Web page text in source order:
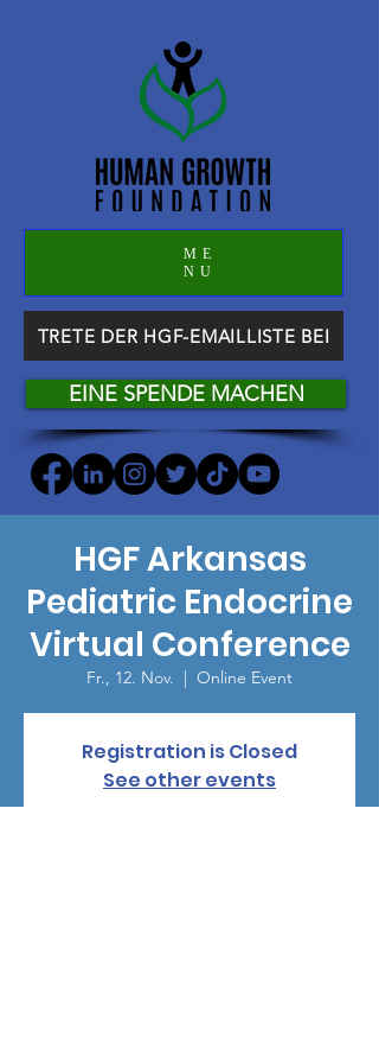
ME
NU
TRETE DER HGF-EMAILLISTE BEI
EINE SPENDE MACHEN
HGF Arkansas
Pediatric Endocrine
Virtual Conference
Fr., 12. Nov.
  |
Online Event
Registration is Closed
See other events